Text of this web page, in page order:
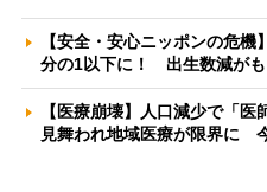
【安全・安心ニッポンの危
分の1以下に！ 出生数減が
【医療崩壊】人口減少で「
見舞われ地域医療が限界に